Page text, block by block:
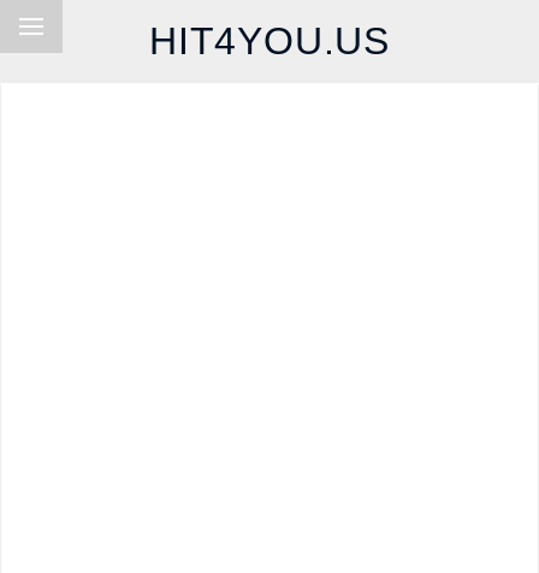
HIT4YOU.US